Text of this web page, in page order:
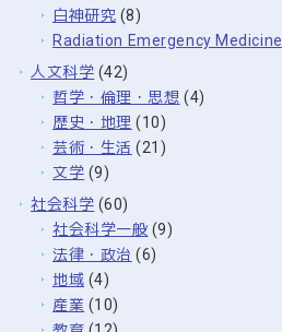
白神研究 (8)
Radiation Emergency Medicine
人文科学 (42)
哲学・倫理・思想 (4)
歴史・地理 (10)
芸術・生活 (21)
文学 (9)
社会科学 (60)
社会科学一般 (9)
法律・政治 (6)
地域 (4)
産業 (10)